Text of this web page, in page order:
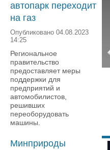
автопарк переходит
на газ
Опубликовано 04.08.2023
14:25
Региональное
правительство
предоставляет меры
поддержки для
предприятий и
автомобилистов,
решивших
переоборудовать
машины.
Минприроды